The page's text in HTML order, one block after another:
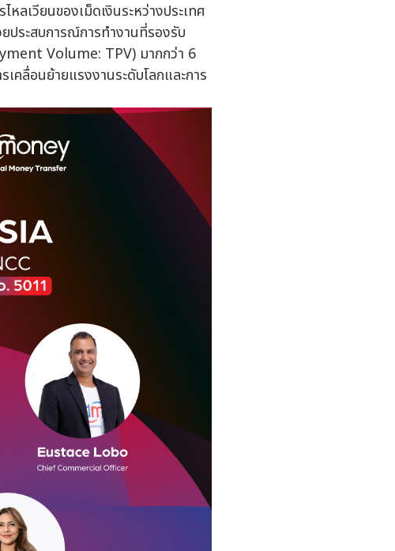
หลเวียนของเม็ดเงินระหว่างประเทศ
ประสบการณ์การทำงานที่รองรับ
Volume: TPV) มากกว่า 6
คลื่อนย้ายแรงงานระดับโลกและการ